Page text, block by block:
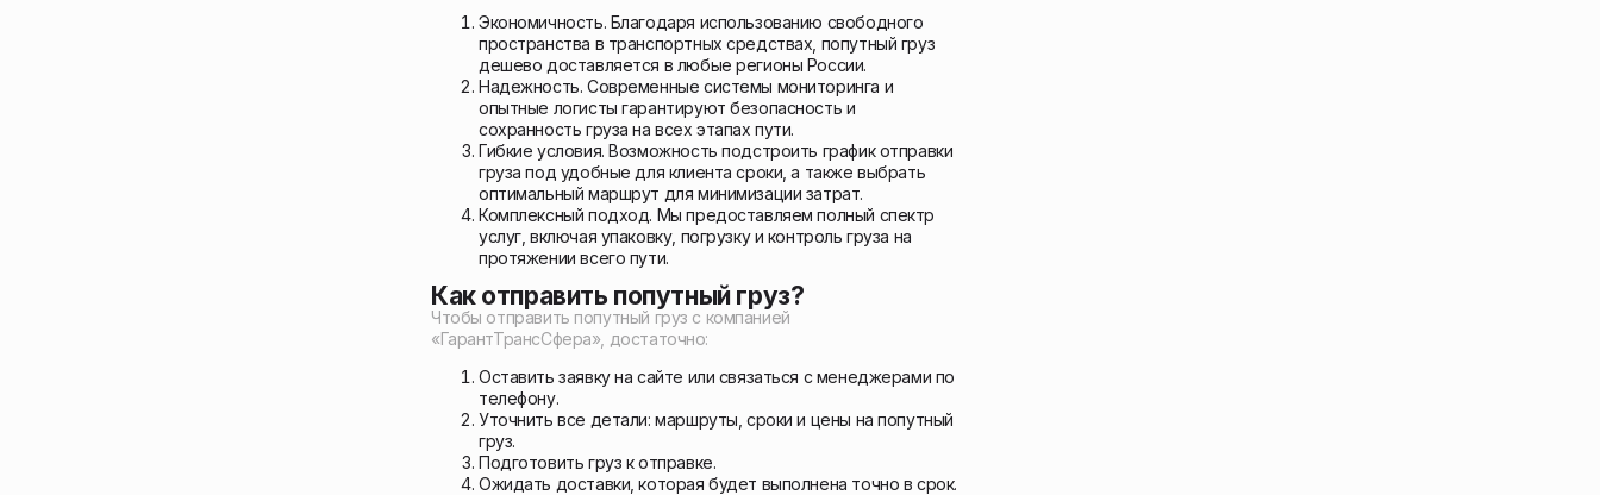
Экономичность. Благодаря использованию свободного
пространства в транспортных средствах, попутный груз
дешево доставляется в любые регионы России.
Надежность. Современные системы мониторинга и
опытные логисты гарантируют безопасность и
сохранность груза на всех этапах пути.
Гибкие условия. Возможность подстроить график отправки
груза под удобные для клиента сроки, а также выбрать
оптимальный маршрут для минимизации затрат.
Комплексный подход. Мы предоставляем полный спектр
услуг, включая упаковку, погрузку и контроль груза на
протяжении всего пути.
Как отправить попутный груз?
Чтобы отправить попутный груз с компанией
«ГарантТрансСфера», достаточно:
Оставить заявку на сайте или связаться с менеджерами по
телефону.
Уточнить все детали: маршруты, сроки и цены на попутный
груз.
Подготовить груз к отправке.
Ожидать доставки, которая будет выполнена точно в срок.